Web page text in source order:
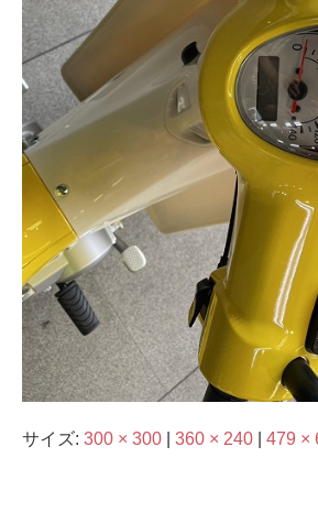
サイズ: 300 × 300 360 × 240 479 ×